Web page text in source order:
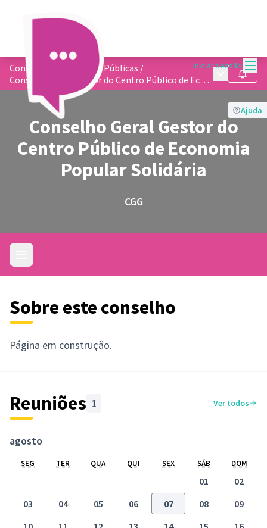
Iniciar sessão
Conselhos de Políticas Públicas /
Conselho Geral Gestor do Centro Público de Economia Popular Solidária
MenuSeguir
Ajuda
Conselho Geral Gestor do
Centro Público de Economia
Popular Solidária
CGG
Sobre este conselho
Página em construção.
Reuniões 1 Ver todos
agosto
SEG TER QUA QUI SEX SÁB DOM
01
02
03
04 05 06 07 08
09